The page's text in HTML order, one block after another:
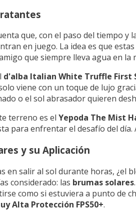
que, con el paso del tiempo y
en juego. La idea es que
que siempre lleva agua en
d'alba Italian White Truffle First
viene con un toque de lujo
o el sol abrasador quieren
terreno es el Yepoda The Mist
para enfrentar el desafío del
y su Aplicación
en salir al sol durante horas, ¿el
considerado: las brumas solares
como si estuviera a punto de
Alta Protección FPS50+.